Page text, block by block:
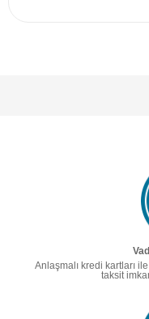
Anlaşmalı kredi kartları
taksit